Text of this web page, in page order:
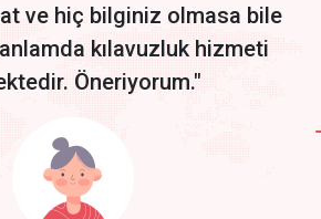
ve hiç bilginiz olmasa bile
kılavuzluk hizmeti
Öneriyorum."